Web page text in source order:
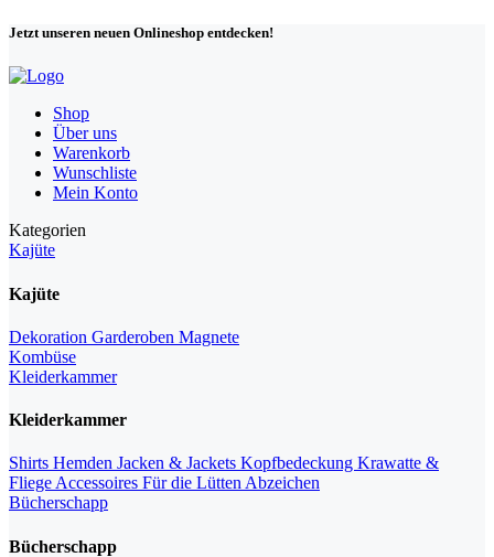
Jetzt unseren neuen Onlineshop entdecken!
Shop
Über uns
Warenkorb
Wunschliste
Mein Konto
Kategorien
Kajüte
Kajüte
Dekoration Garderoben Magnete
Kombüse
Kleiderkammer
Kleiderkammer
Shirts Hemden Jacken & Jackets Kopfbedeckung Krawatte &
FliegeAccessoires Für die LüttenAbzeichen
Bücherschapp
Bücherschapp